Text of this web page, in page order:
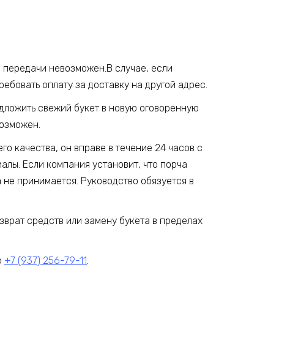
передачи невозможен.В случае, если
оплату за доставку на другой адрес.
свежий букет в новую оговоренную
качества, он вправе в течение 24 часов с
Если компания установит, что порча
принимается. Руководство обязуется в
средств или замену букета в пределах
+7 (937) 256-79-11.